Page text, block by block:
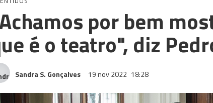
por bem
é o teatro", diz
Sandra S. Gonçalves 19 nov 2022 18:28